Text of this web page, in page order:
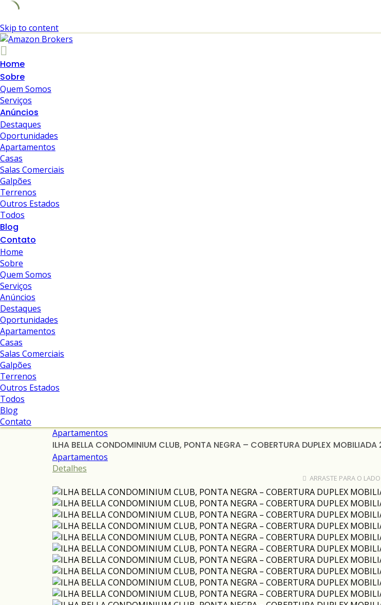
Skip to content
Home
Sobre
Quem Somos
Serviços
Anúncios
Destaques
Oportunidades
Apartamentos
Casas
Salas Comerciais
Galpões
Terrenos
Outros Estados
Todos
Blog
Contato
Home
Sobre
Quem Somos
Serviços
Anúncios
Destaques
Oportunidades
Apartamentos
Casas
Salas Comerciais
Galpões
Terrenos
Outros Estados
Todos
Blog
Contato
Apartamentos
ILHA BELLA CONDOMINIUM CLUB, PONTA NEGRA – COBERTURA DUPLEX
Apartamentos
Detalhes
ARRASTE PARA O LADO